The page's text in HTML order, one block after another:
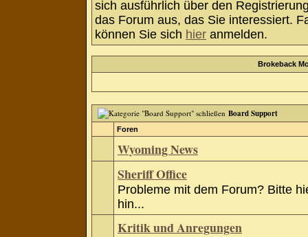
sich ausführlich über den
das Forum aus, das Sie interessiert.
können Sie sich hier anmelden.
Brokeback
Board Support
Foren
Wyoming News
Sheriff Office
Probleme mit dem Forum? Bitte
hin...
Kritik und Anregungen